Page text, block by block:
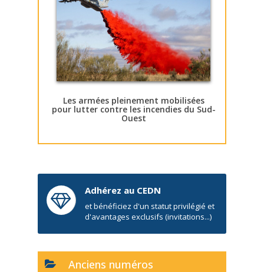
Les armées pleinement mobilisées
pour lutter contre les incendies du Sud-
Ouest
Adhérez au CEDN
et bénéficiez d'un statut privilégié et
d'avantages exclusifs (invitations...)
Anciens numéros